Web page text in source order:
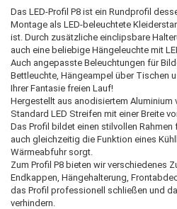
Das LED-Profil P8 ist ein Rundprofil
Montage als LED-beleuchtete
ist. Durch zusätzliche einclipsbare
auch eine beliebige Hängeleuchte mit
Auch angepasste Beleuchtungen für
Bettleuchte, Hängeampel über Tischen
Ihrer Fantasie freien Lauf!
Hergestellt aus anodisiertem Aluminium
Standard LED Streifen mit einer Breite
Das Profil bildet einen stilvollen
auch gleichzeitig die Funktion eines
Wärmeabfuhr sorgt.
Zum Profil P8 bieten wir verschiedenes
Endkappen, Hängehalterung,
das Profil professionell schließen und
verhindern.